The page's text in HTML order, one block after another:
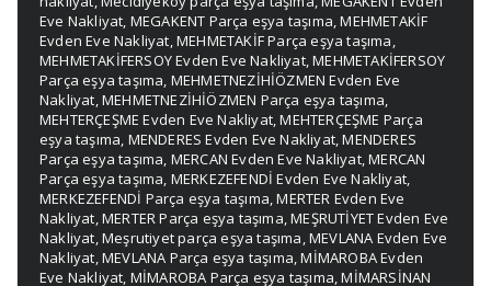
Eve Nakliyat, MEGAKENT Parça eşya taşıma,MEHMETAKİF
Evden Eve Nakliyat,MEHMETAKİF Parça eşya taşıma,
MEHMETAKİFERSOY Evden Eve Nakliyat,MEHMETAKİFERSOY
Parça eşya taşıma, MEHMETNEZİHİÖZMEN Evden Eve
Nakliyat,MEHMETNEZİHİÖZMEN Parça eşya taşıma,
MEHTERÇEŞME Evden Eve Nakliyat,MEHTERÇEŞME Parça
eşya taşıma, MENDERES Evden Eve Nakliyat,MENDERES
Parça eşya taşıma, MERCAN Evden Eve Nakliyat,MERCAN
Parça eşya taşıma, MERKEZEFENDİ Evden Eve Nakliyat,
MERKEZEFENDİ Parça eşya taşıma,MERTER Evden Eve
Nakliyat,MERTER Parça eşya taşıma,MEŞRUTİYET Evden Eve
Nakliyat,Meşrutiyet parça eşya taşıma,MEVLANA Evden Eve
Nakliyat,MEVLANA Parça eşya taşıma,MİMAROBA Evden
Eve Nakliyat, MİMAROBA Parça eşya taşıma,MİMARSİNAN